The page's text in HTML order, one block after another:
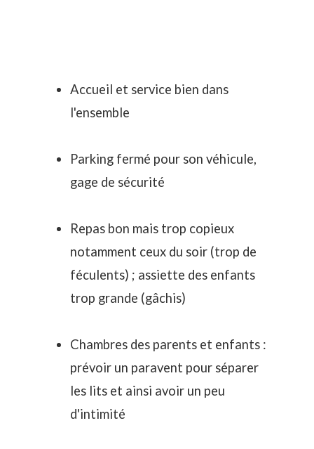
Accueil et service bien dans
l'ensemble
Parking fermé pour son véhicule,
gage de sécurité
Repas bon mais trop copieux
notamment ceux du soir (trop de
féculents) ; assiette des enfants
trop grande (gâchis)
Chambres des parents et enfants :
prévoir un paravent pour séparer
les lits et ainsi avoir un peu
d'intimité